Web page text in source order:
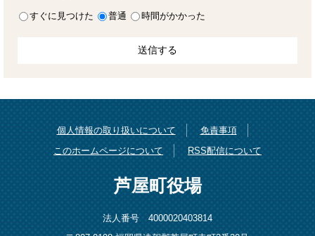
すぐに見つけた 普通 時間がかかった
個人情報の取り扱いについて
免責事項
このホームページについて
RSS配信について
芦屋町役場
法人番号 4000020403814